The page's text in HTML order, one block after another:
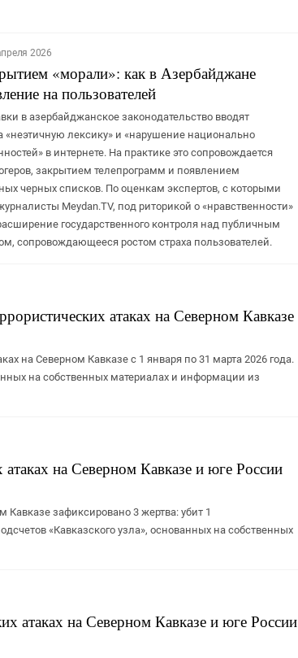
2026
«морали»: как в Азербайджане
на пользователей
в азербайджанское законодательство вводят
«неэтичную лексику» и «нарушение национально
в интернете. На практике это сопровождается
закрытием телепрограмм и появлением
черных списков. По оценкам экспертов, с которыми
Meydan.TV, под риторикой о «нравственности»
государственного контроля над публичным
сопровождающееся ростом страха пользователей.
атаках на Северном Кавказе
на Северном Кавказе с 1 января по 31 марта 2026 года.
на собственных материалах и информации из
на Северном Кавказе и юге России
Кавказе зафиксировано 3 жертва: убит 1
«Кавказского узла», основанных на собственных
атаках на Северном Кавказе и юге России